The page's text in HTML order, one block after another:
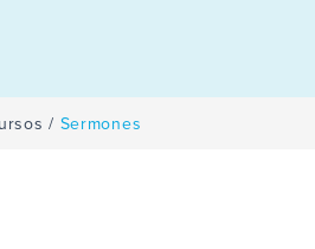
/ Sermones